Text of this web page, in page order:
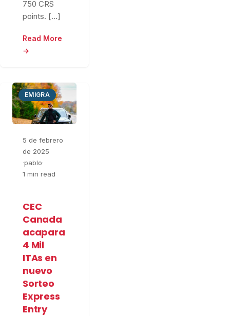
750 CRS
points. […]
Read More
→
EMIGRA
5 de febrero
de 2025
·pablo·
1 min read
CEC
Canada
acapara
4 Mil
ITAs en
nuevo
Sorteo
Express
Entry